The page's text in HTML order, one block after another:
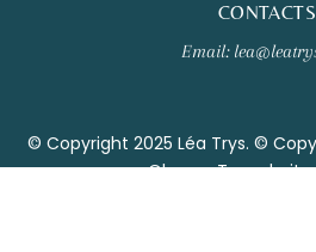
CONTACTS
Email:
© Copyright 2025 Léa Trys. ©
Obscur. Tous droits